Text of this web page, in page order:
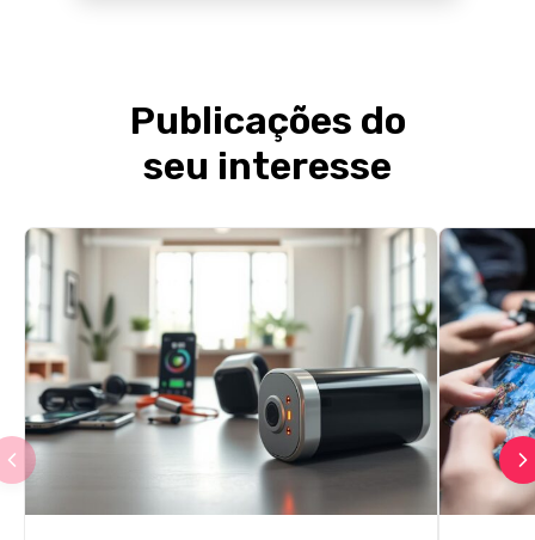
Publicações do
seu interesse